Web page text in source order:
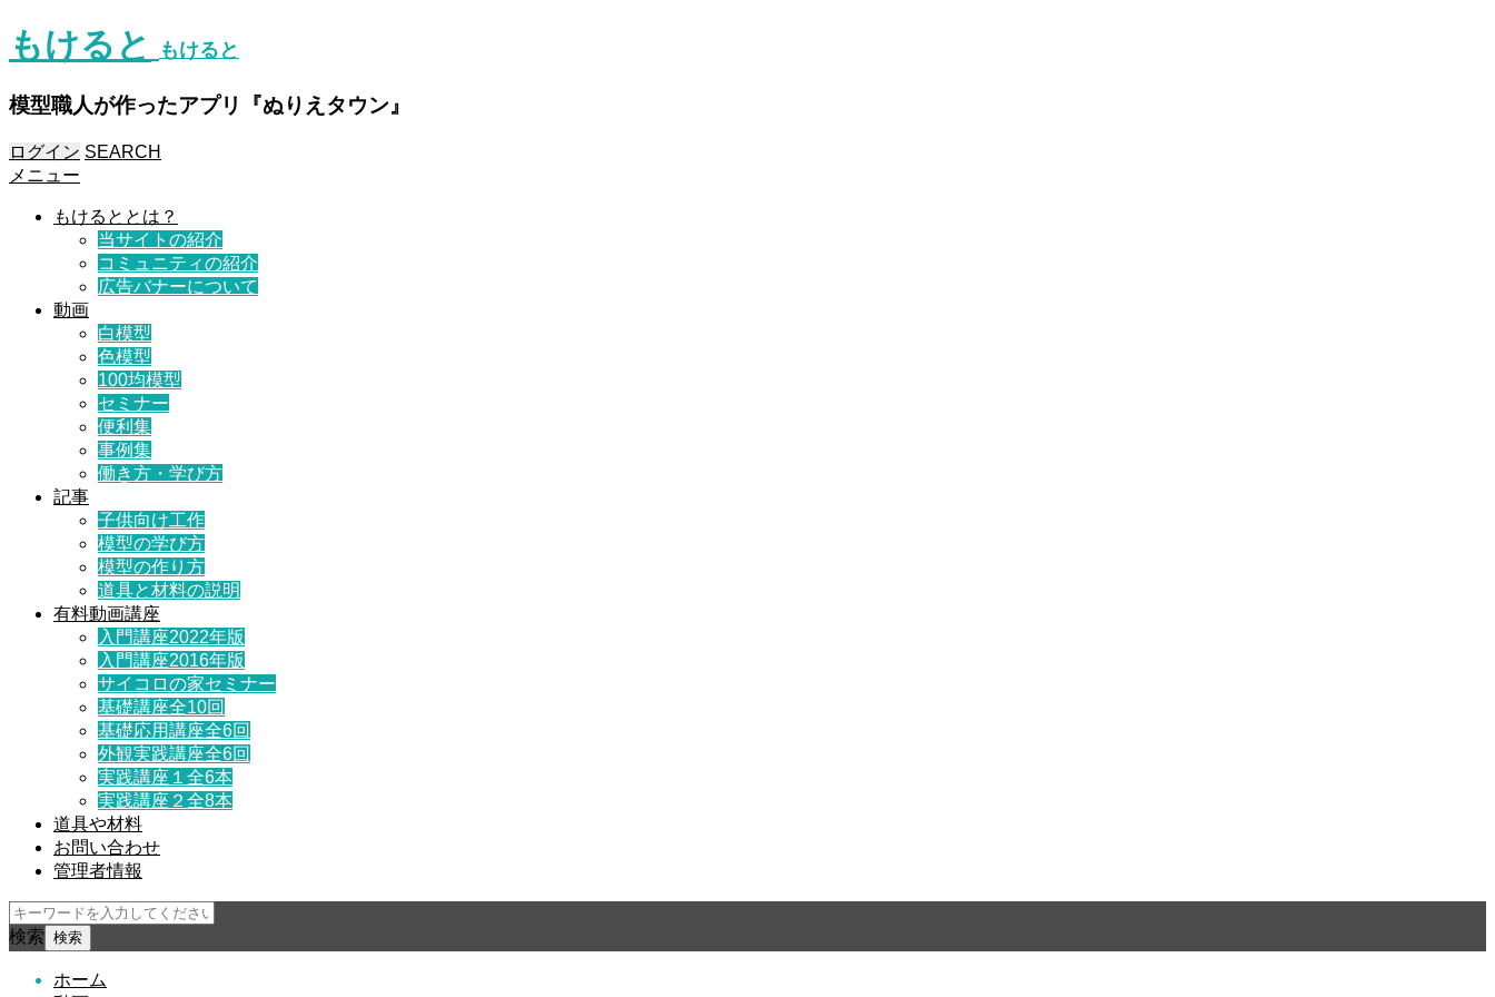
もけると もけると
模型職人が作ったアプリ『ぬりえタウン』
ログイン SEARCH
メニュー
もけるととは？
当サイトの紹介
コミュニティの紹介
広告バナーについて
動画
白模型
色模型
100均模型
セミナー
便利集
事例集
働き方・学び方
記事
子供向け工作
模型の学び方
模型の作り方
道具と材料の説明
有料動画講座
入門講座2022年版
入門講座2016年版
サイコロの家セミナー
基礎講座全10回
基礎応用講座全6回
外観実践講座全6回
実践講座１全6本
実践講座２全8本
道具や材料
お問い合わせ
管理者情報
検索
ホーム